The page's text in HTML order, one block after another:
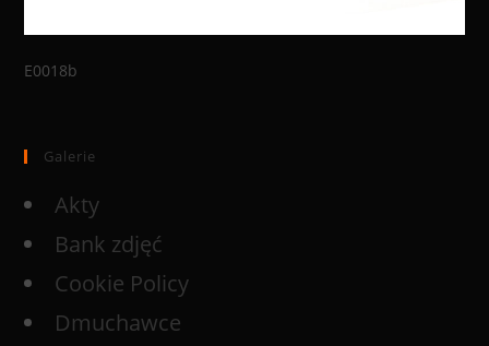
E0018b
Galerie
Akty
Bank zdjęć
Cookie Policy
Dmuchawce